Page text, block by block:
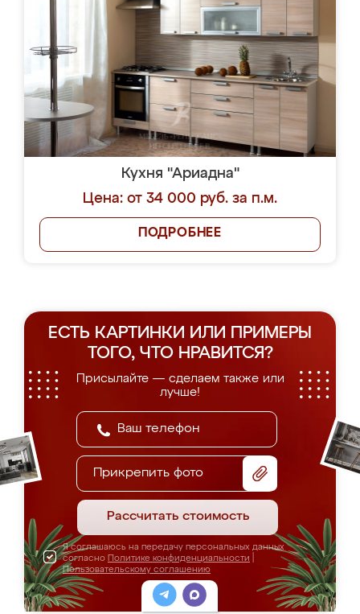
Кухня "Ариадна"
Цена: от 34 000 руб. за п.м.
ПОДРОБНЕЕ
ЕСТЬ КАРТИНКИ ИЛИ ПРИМЕРЫ
ТОГО, ЧТО НРАВИТСЯ?
Присылайте — сделаем также или
лучше!
Прикрепить фото
Рассчитать стоимость
Я соглашаюсь на передачу персональных данных
согласно Политике конфиденциальности
Пользовательскому соглашению